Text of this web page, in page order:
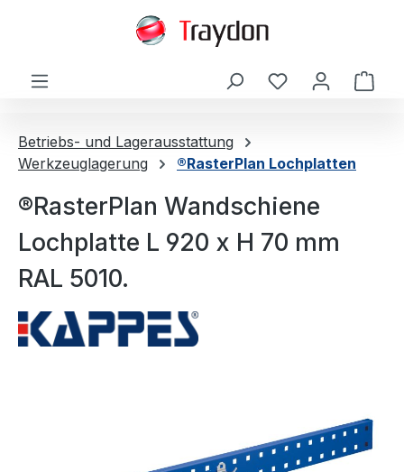
Betriebs- und Lagerausstattung
Werkzeuglagerung
®RasterPlan Lochplatten
®RasterPlan Wandschiene
Lochplatte L 920 x H 70 mm
RAL 5010.